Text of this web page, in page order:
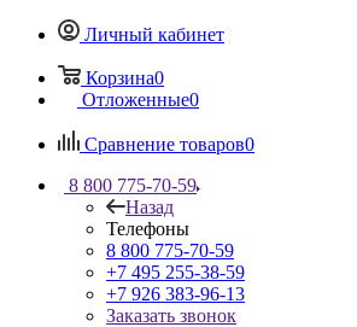
Личный кабинет
Корзина0
Отложенные0
Сравнение товаров0
8 800 775-70-59
Назад
Телефоны
8 800 775-70-59
+7 495 255-38-59
+7 926 383-96-13
Заказать звонок